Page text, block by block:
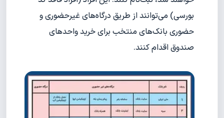
بورسی) می‌توانند از طریق درگاه‌های غیر‌حضوری و
حضوری بانک‌های منتخب برای خرید واحدهای
صندوق اقدام کنند.